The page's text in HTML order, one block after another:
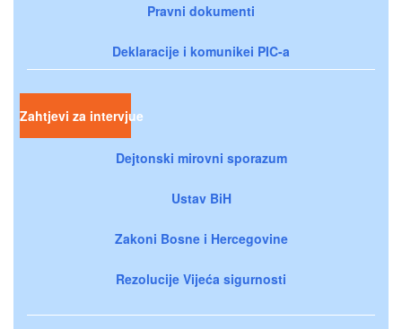
Pravni dokumenti
Deklaracije i komunikei PIC-a
Zahtjevi za intervjue
Dejtonski mirovni sporazum
Ustav BiH
Zakoni Bosne i Hercegovine
Rezolucije Vijeća sigurnosti